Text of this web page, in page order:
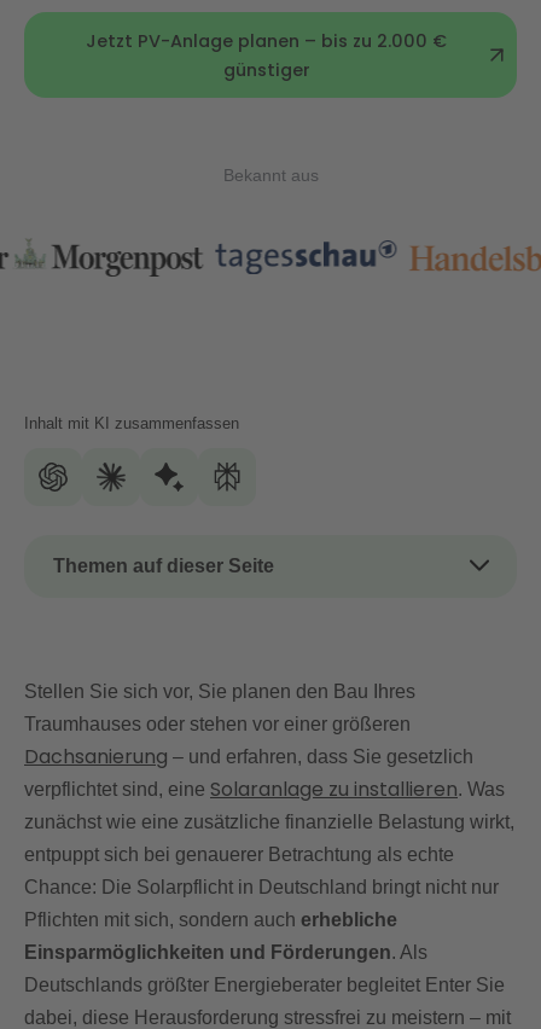
Jetzt PV-Anlage planen – bis zu 2.000 €
günstiger
Bekannt aus
Inhalt mit KI zusammenfassen
Themen auf dieser Seite
Solarpflicht bei Neubauten – Was Sie beachten
müssen
Solarpflicht – Technische Anforderungen
Dachsanierung mit Solarpflicht – Neue Regelungen
2025
Ausnahmen von der Solarpflicht
Fazit: So erfüllen Sie die Solarpflicht optimal mit
Enter
FAQ
Stellen Sie sich vor, Sie planen den Bau Ihres
Traumhauses oder stehen vor einer größeren
Dachsanierung – und erfahren, dass Sie gesetzlich
verpflichtet sind, eine Solaranlage zu installieren. Was
zunächst wie eine zusätzliche finanzielle Belastung wirkt,
entpuppt sich bei genauerer Betrachtung als echte
Chance: Die Solarpflicht in Deutschland bringt nicht nur
Pflichten mit sich, sondern auch erhebliche
Einsparmöglichkeiten und Förderungen. Als
Deutschlands größter Energieberater begleitet Enter Sie
dabei, diese Herausforderung stressfrei zu meistern – mit